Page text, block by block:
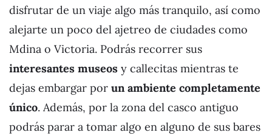
disfrutar de un viaje algo más tranquilo, así como
alejarte un poco del ajetreo de ciudades como
Mdina o Victoria. Podrás recorrer sus
interesantes museos y callecitas mientras te
dejas embargar por un ambiente completamente
único. Además, por la zona del casco antiguo
podrás parar a tomar algo en alguno de sus bares